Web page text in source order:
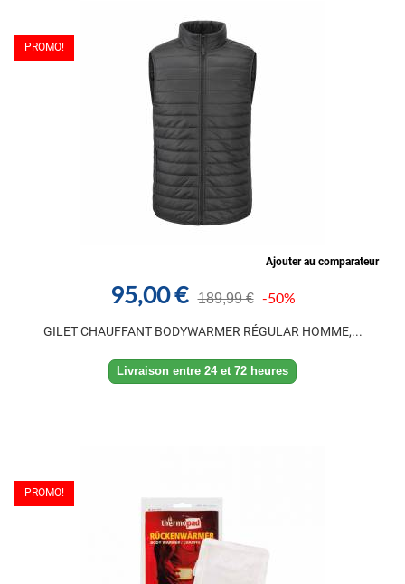
PROMO!
Ajouter au comparateur
95,00 € 189,99 € -50%
GILET CHAUFFANT BODYWARMER RÉGULAR HOMME,...
Livraison entre 24 et 72 heures
PROMO!